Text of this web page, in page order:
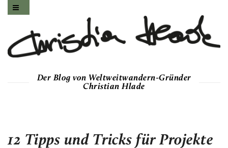
Der Blog von Weltweitwandern-Gründer
Christian Hlade
12 Tipps und Tricks für Projekte